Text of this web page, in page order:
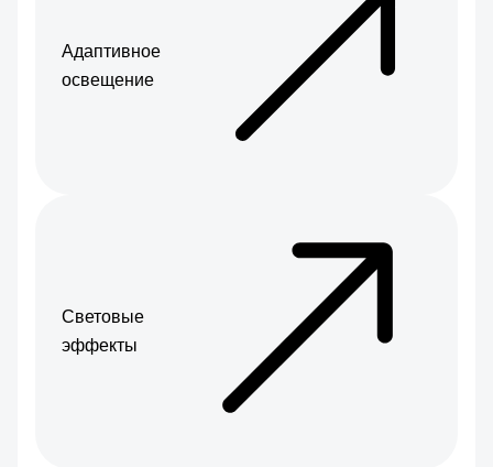
Адаптивное
освещение
Световые
эффекты